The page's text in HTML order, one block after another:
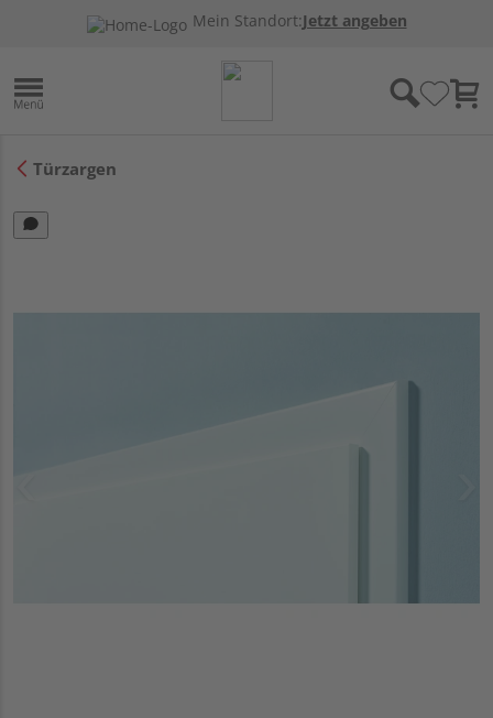
Mein Standort:Jetzt angeben
Türzargen